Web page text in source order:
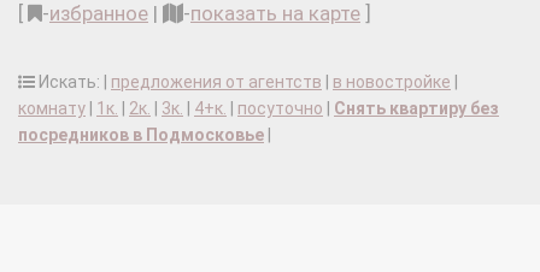
-избранное | -показать на карте
Искать: | предложения от агентств в новостройке
комнату
1к. 2к. 3к. 4+к. посуточно
Снять квартиру без
посредников в Подмосковье